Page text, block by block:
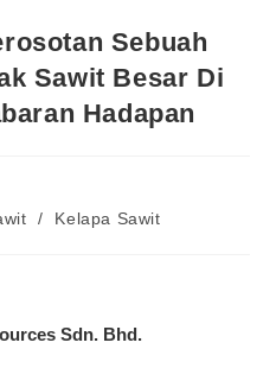
Sebuah
Sawit Besar Di
Hadapan
/ Kelapa Sawit
Sdn. Bhd.